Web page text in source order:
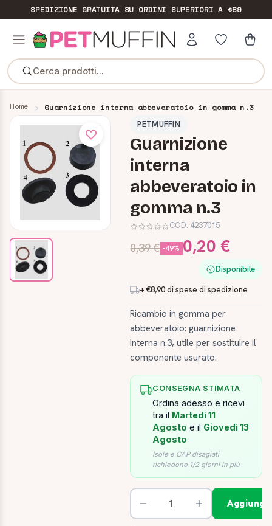
SPEDIZIONE GRATUITASU ORDINI SUPERIORI A €89
Cerca prodotti...
Home
Guarnizione interna abbeveratoio in gomma n.3
PETMUFFIN
Guarnizione
interna
abbeveratoio in
gomma n.3
COD: 4237015
0,39 € -49% 0,20 €
Disponibile
+ €8,90 di spese di spedizione
Ricambio in gomma per
abbeveratoio: guarnizione
interna n.3, utile per sostituire il
componente usurato.
CONSEGNA STIMATA
Ordina adesso e ricevi
tra il Martedì 11
Agosto e il Giovedì 13
Agosto
Isole e CAP disagiati
richiedono 1/2 giorni in più